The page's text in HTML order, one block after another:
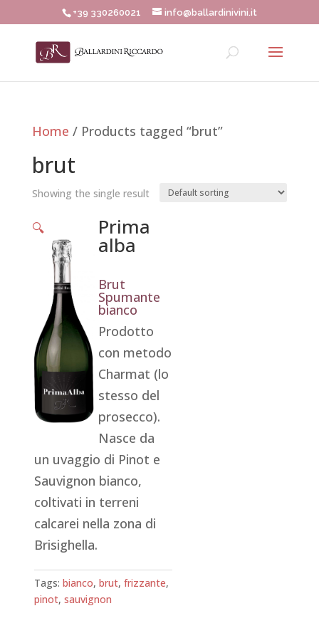
+39 330260021 info@ballardinivini.it
Home / Products tagged “brut”
brut
Showing the single result
🔍 Prima
alba
Brut
Spumante
bianco
Prodotto
con metodo
Charmat (lo
stesso del
prosecco).
Nasce da
un uvaggio di Pinot e
Sauvignon bianco,
coltivati in terreni
calcarei nella zona di
Brisighella.
Tags:bianco,brut,frizzante,
pinot,sauvignon